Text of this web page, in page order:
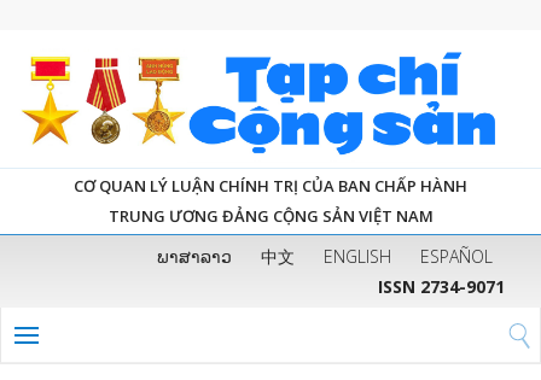
CƠ QUAN LÝ LUẬN CHÍNH TRỊ CỦA BAN CHẤP HÀNH
TRUNG ƯƠNG ĐẢNG CỘNG SẢN VIỆT NAM
ພາສາລາວ 中文 ENGLISH
ESPAÑOL
ISSN 2734-9071